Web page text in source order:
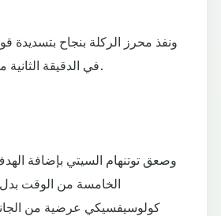
ونفذ محرز الركلة بنجاح
في الدقيقة الثانية من الوقت بدل الضائع.
وصعق توتنهام السيتي بإضافة
الخامسة من الوقت بدل
كولوسيفسيكي عرضية من